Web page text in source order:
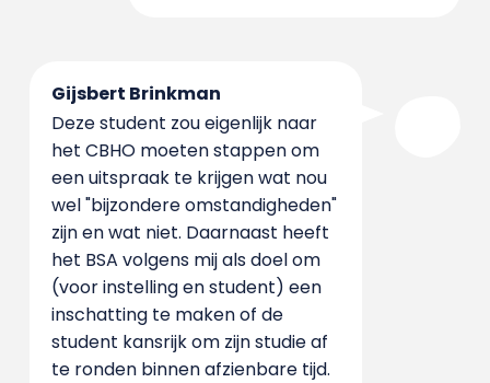
Gijsbert Brinkman
Deze student zou eigenlijk naar
het CBHO moeten stappen om
een uitspraak te krijgen wat nou
wel "bijzondere omstandigheden"
zijn en wat niet. Daarnaast heeft
het BSA volgens mij als doel om
(voor instelling en student) een
inschatting te maken of de
student kansrijk om zijn studie af
te ronden binnen afzienbare tijd.